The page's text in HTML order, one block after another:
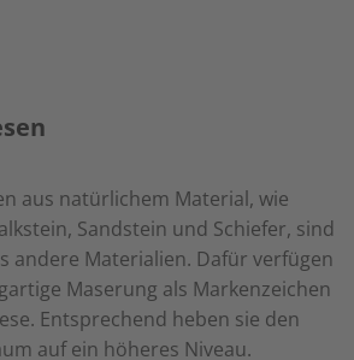
aus natürlichem Material, wie
Sandstein und Schiefer, sind
andere Materialien. Dafür verfügen
Maserung als Markenzeichen
Entsprechend heben sie den
auf ein höheres Niveau.